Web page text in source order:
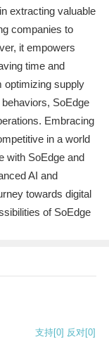
extracting valuable
companies to
it empowers
time and
optimizing supply
SoEdge
Embracing
in a world
with SoEdge and
AI and
towards digital
of SoEdge
支持[0] 反对[0]